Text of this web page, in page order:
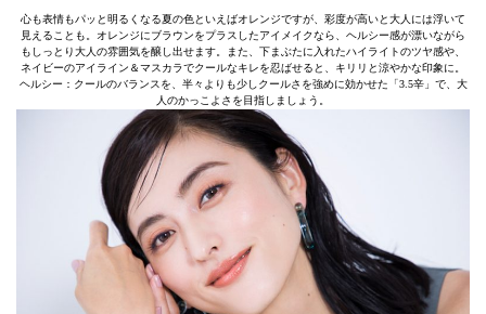
心も表情もパッと明るくなる夏の色といえばオレンジですが、彩度が高いと大人には浮いて
見えることも。オレンジにブラウンをプラスしたアイメイクなら、ヘルシー感が漂いながら
もしっとり大人の雰囲気を醸し出せます。また、下まぶたに入れたハイライトのツヤ感や、
ネイビーのアイライン＆マスカラでクールなキレを忍ばせると、キリリと涼やかな印象に。
ヘルシー：クールのバランスを、半々よりも少しクールさを強めに効かせた「3.5辛」で、大
人のかっこよさを目指しましょう。